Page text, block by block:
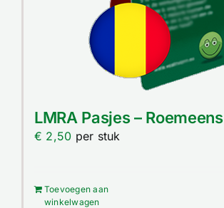
LMRA Pasjes – Roemeens
€ 2,50 per stuk
Toevoegen aan
winkelwagen